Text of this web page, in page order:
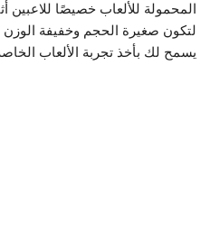
المحمولة للألعاب خصيصًا للاعبين
لتكون صغيرة الحجم وخفيفة الوزن
يسمح لك بأخذ تجربة الألعاب